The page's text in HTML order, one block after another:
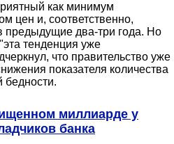
как минимум
цен и, соответственно,
предыдущие два-три года. Но
тенденция уже
что правительство уже
показателя количества
бедности.
миллиарде у
банка